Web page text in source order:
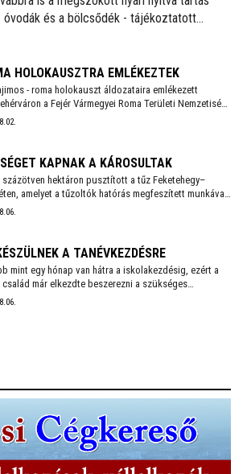
és a bölcsődék - tájékoztatott
tartással fogadják a piciket a bölcsődék
HOLOKAUSZTRA EMLÉKEZTEK
- roma holokauszt áldozataira emlékezett
a Fejér Vármegyei Roma Területi Nemzetiségi
ahova az egész vármegyéből érkeztek
a Romano Glaszo közreműködésével.
KAPNAK A KÁROSULTAK
százötven hektáron pusztított a tűz Feketehegy–
amelyet a tűzoltók hatórás megfeszített munkával
meg. Az önkormányzat megkezdte a károsultak
A TANÉVKEZDÉSRE
mint egy hónap van hátra a iskolakezdésig, ezért a
már elkezdte beszerezni a szükséges
A fehérvári papír-írószer üzletek már július eleje